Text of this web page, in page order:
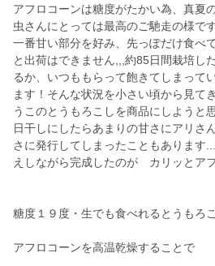
アフロコーンは糖度がたかい為、真夏
虫さんにとっては最高のご馳走の様で
一番甘い部分を好み、先っぽだけ食べ
と出荷はできません,,,約85日間栽培し
るか、いつももらって飽きてしまって
ます！そんな状況を小さい頃から見て
うこのとうもろこしを商品にしようと
日干しにしたらあまりの甘さにアリさ
さに発行してしまったこともあります
えしながら完成したのが カリッとア
糖度１９度・生でも食べれるとうもろ
アフロコーンを高温乾燥することで